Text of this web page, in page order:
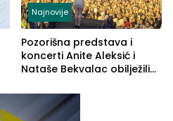
Najnovije
Pozorišna predstava i
koncerti Anite Aleksić i
Nataše Bekvalac obilježili
ljeta (FOTO)